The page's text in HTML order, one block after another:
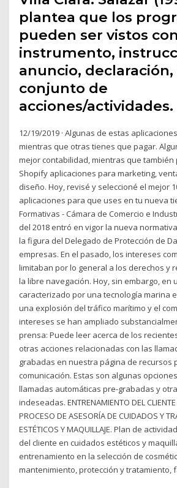
plantea que los
pueden ser vistos
instrumento,
anuncio, declaración,
conjunto de
acciones/actividades.
12/19/2019 · Algunas de estas
mientras que otras tienes que pagar.
mejor contabilidad, mientras que
Shopify aplicaciones para marketing,
diseño. Hoy, revisé y seleccioné el mejor
aplicaciones para que uses en tu nueva
Formativas - Cámara de Comercio e
del 2018 entró en vigor la nueva
la figura del Delegado de Protección de
empresas. En el pasado, los intereses
limitaban por lo general a los derechos y
la libre navegación. Hoy, sin embargo, en
caracterizado por una tecnología marina
una explosión del tráfico marítimo y el
intereses se han ampliado
prensa: Puede leer acerca de los
otras acciones relacionadas con las
grabadas en nuestra página de recursos
comunicación. Estas son algunas
llamadas automáticas pre-grabadas y
indeseadas. ENTRENAMIENTO DEL
PROCESO DE ASESORÍA DE CUIDADOS Y
ESTÉTICOS Y MAQUILLAJE. Plan de
del cliente en cuidados estéticos y
entrenamiento en la selección de
mantenimiento, protección y tratamiento,